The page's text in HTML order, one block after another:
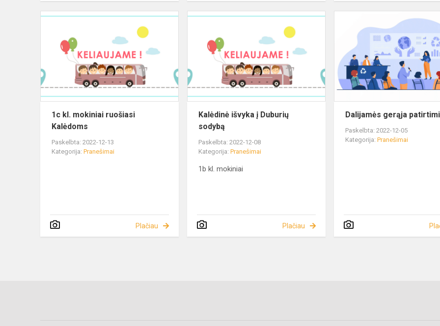
1c kl. mokiniai ruošiasi
Kalėdoms
Paskelbta: 2022-12-13
Kategorija: Pranešimai
Plačiau
Kalėdinė išvyka į Duburių
sodybą
Paskelbta: 2022-12-08
Kategorija:Pranešimai
1b kl. mokiniai
Plačiau
Dalijamės gerąja patirtimi
Paskelbta: 2022-12-05
Kategorija:Pranešimai